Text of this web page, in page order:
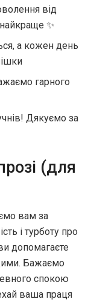
від
✨
а кожен день
гарного
Дякуємо за
(для
вам за
і турботу про
допомагаєте
Бажаємо
спокою
ваша праця